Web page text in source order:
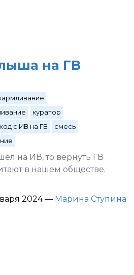
на ГВ
куратор
с ИВ на ГВ
смесь
на ИВ, то вернуть ГВ
в нашем обществе.
2024— Марина Ступина